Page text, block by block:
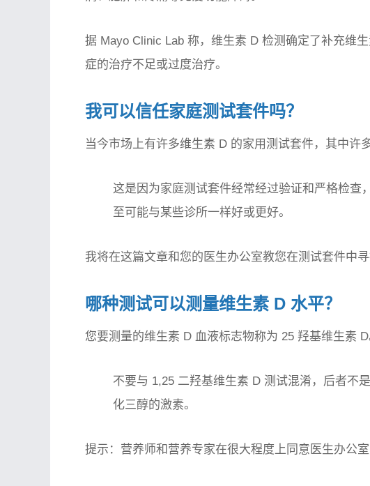
据 Mayo Clinic Lab 称，维生素 D 检测确定了补充维
症的治疗不足或过度治疗。
我可以信任家庭测试套件吗？
当今市场上有许多维生素 D 的家用测试套件，其中许
这是因为家庭测试套件经常经过验证和严格检查
至可能与某些诊所一样好或更好。
我将在这篇文章和您的医生办公室教您在测试套件中寻
哪种测试可以测量维生素 D 水平？
您要测量的维生素 D 血液标志物称为 25 羟基维生素 D
不要与 1,25 二羟基维生素 D 测试混淆，后者不
化三醇的激素。
提示：营养师和营养专家在很大程度上同意医生办公室